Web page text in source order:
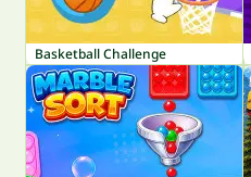
Basketball Challenge